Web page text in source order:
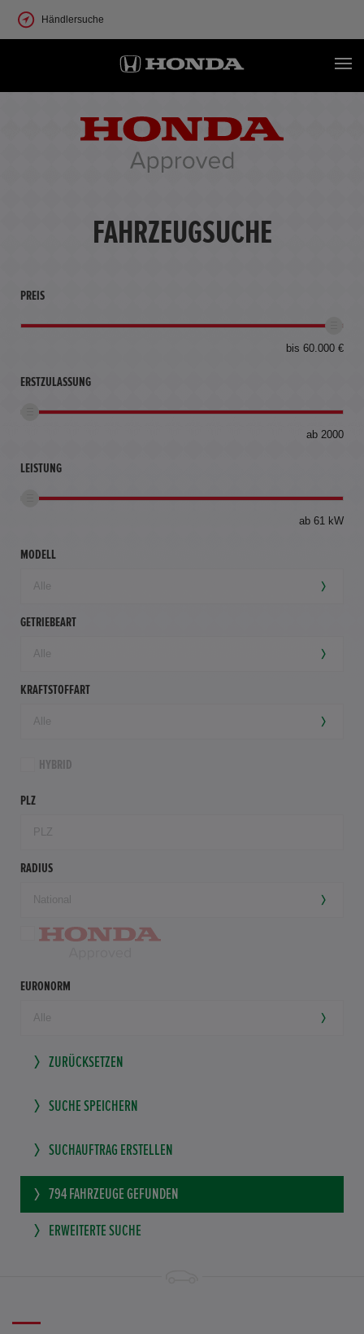
Händlersuche
FAHRZEUGSUCHE
PREIS
bis 60.000 €
ERSTZULASSUNG
ab 2000
LEISTUNG
ab 61 kW
MODELL
GETRIEBEART
KRAFTSTOFFART
HYBRID
PLZ
RADIUS
EURONORM
ZURÜCKSETZEN
SUCHE SPEICHERN
SUCHAUFTRAG ERSTELLEN
794 FAHRZEUGE GEFUNDEN
ERWEITERTE SUCHE